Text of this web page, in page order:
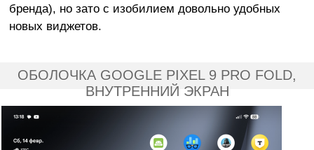
бренда), но зато с изобилием довольно удобных
новых виджетов.
ОБОЛОЧКА GOOGLE PIXEL 9 PRO FOLD,
ВНУТРЕННИЙ ЭКРАН